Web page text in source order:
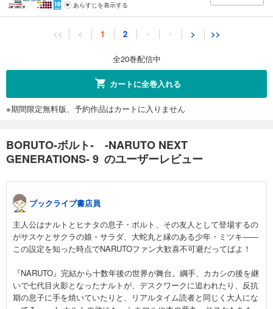
あらすじを表示する
完結
完結
カート
試し読み
BORUTO-ボルト- -NARUTO NEXT GENERATIONS- 14
459 円 (税込)
<< < 1 2 ・ ・ > >>
全20巻配信中
カートに全巻入れる
※期間限定無料版、予約作品はカートに入りません
BORUTO-ボルト- -NARUTO NEXT
GENERATIONS- 9 のユーザーレビュー
ブックライブ書店員
主人公はナルトとヒナタの息子・ボルト、その友人として登場するの
がサスケとサクラの娘・サラダ、大蛇丸と縁のある少年・ミツキ――
この設定を知った時点でNARUTOファン大歓喜不可避だってばよ！
『NARUTO』完結から十数年後の世界が舞台。綱手、カカシの後を継
いで七代目火影となったナルトが、デスクワークに追われたり、反抗
期の息子に手を焼いていたりと、リアルタイム読者と同じく大人にな